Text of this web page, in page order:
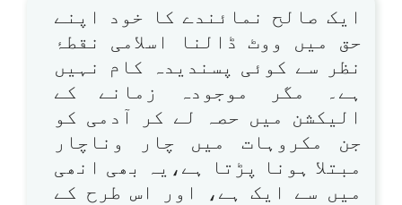
ایک صالح نمائندے کا خود اپنے
حق میں ووٹ ڈالنا اسلامی نقطۂ
نظر سے کوئی پسندیدہ کام نہیں
ہے۔ مگر موجودہ زمانے کے
الیکشن میں حصہ لے کر آدمی کو
جن مکروہات میں چار وناچار
مبتلا ہونا پڑتا ہے،یہ بھی انھی
میں سے ایک ہے، اور اس طرح کے